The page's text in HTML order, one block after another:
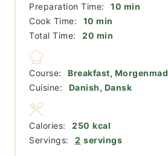
Preparation Time: 10 minutter
min
Cook Time:
10 minutter
min
Total Time:
20 minutter
min
Course:
Breakfast, Morgenmad
Cuisine:
Danish, Dansk
Servings: 2 servings
Calories: 250 kcal